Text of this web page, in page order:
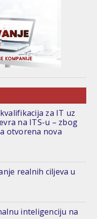
za IT uz
na ITS-u – zbog
otvorena nova
realnih ciljeva u
inteligenciju na